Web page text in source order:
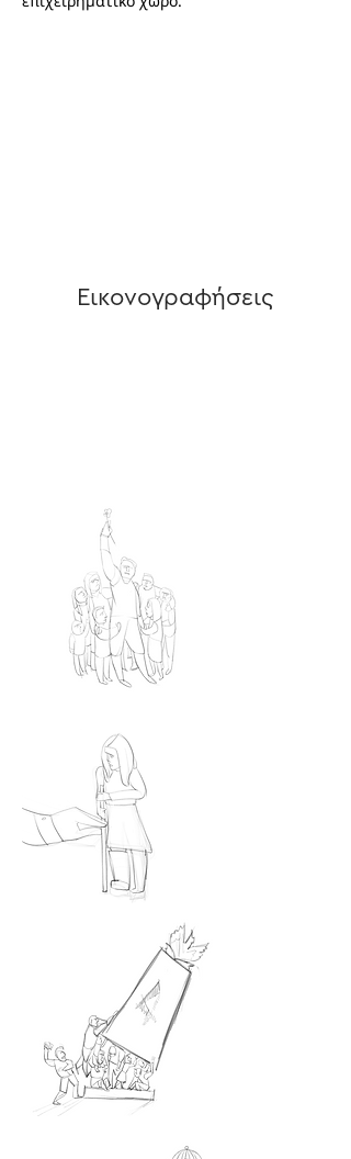
Εικονογραφήσεις